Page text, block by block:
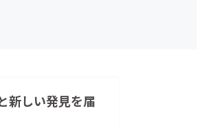
新しい発見を届